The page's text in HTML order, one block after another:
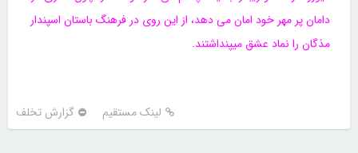
دامان پر مهر خود امان می دهد، از این روی در فرهنگ باستان اسپندار
مذگان را نماد عشق میپنداشتند.
لینک مستقیم گزارش تخلف